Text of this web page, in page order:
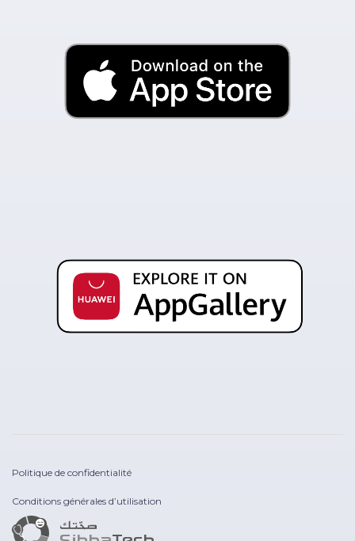
Politique de confidentialité
Conditions générales d’utilisation